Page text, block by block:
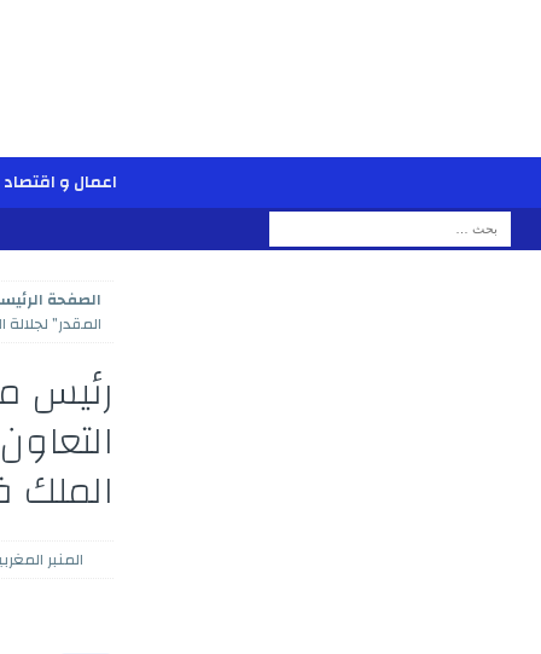
اعمال و اقتصاد
الصفحة
المقدر”
رئيس
المنبر